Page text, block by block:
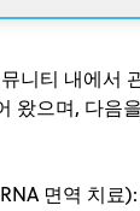
니티 내에서
왔으며, 다음
면역 치료